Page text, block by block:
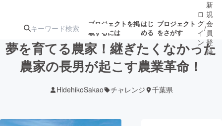
プロジェクトを掲
載するには
はじ
める
プロジェクト
をさがす
ターン
ジェクト
募集終了が近いプ
ロジェクト
ロ
グ
イ
ン
/
新
規
会
員
登
録
夢を育てる農家！継ぎたくなかった
農家の長男が起こす農業革命！
HidehikoSakao チャレンジ 千葉県